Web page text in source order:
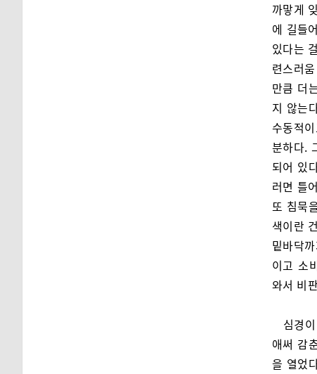
까맣게
에 길들
있다는
련스러
만큼 더
지 않는
수동적
분하다.
되어 있
러면 틀
또 침묵
색이란
밑바닥
이고 소
와서 비
심경
애써 감
을 열었